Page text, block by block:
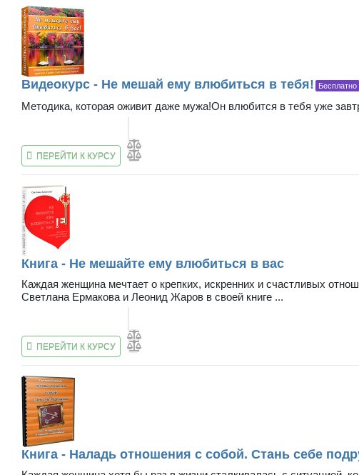
Видеокурс - Не мешай ему влюбиться в тебя! Бесплатно
Методика, которая оживит даже мужа!Он влюбится в тебя уже
ПЕРЕЙТИ К КУРСУ
Книга - Не мешайте ему влюбиться в вас
Каждая женщина мечтает о крепких, искренних и счастливых
Светлана Ермакова и Леонид Жаров в своей книге ...
ПЕРЕЙТИ К КУРСУ
Книга - Наладь отношения с собой. Стань себе